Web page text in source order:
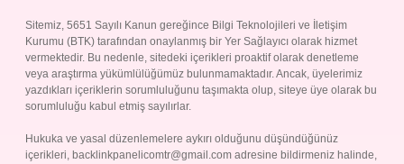
Sitemiz, 5651 Sayılı Kanun gereğince Bilgi Teknolojileri ve İletişim
Kurumu (BTK) tarafından onaylanmış bir Yer Sağlayıcı olarak hizmet
vermektedir. Bu nedenle, sitedeki içerikleri proaktif olarak denetleme
veya araştırma yükümlülüğümüz bulunmamaktadır. Ancak, üyelerimiz
yazdıkları içeriklerin sorumluluğunu taşımakta olup, siteye üye olarak bu
sorumluluğu kabul etmiş sayılırlar.
Hukuka ve yasal düzenlemelere aykırı olduğunu düşündüğünüz
içerikleri, backlinkpanelicomtr@gmail.com adresine bildirmeniz halinde,